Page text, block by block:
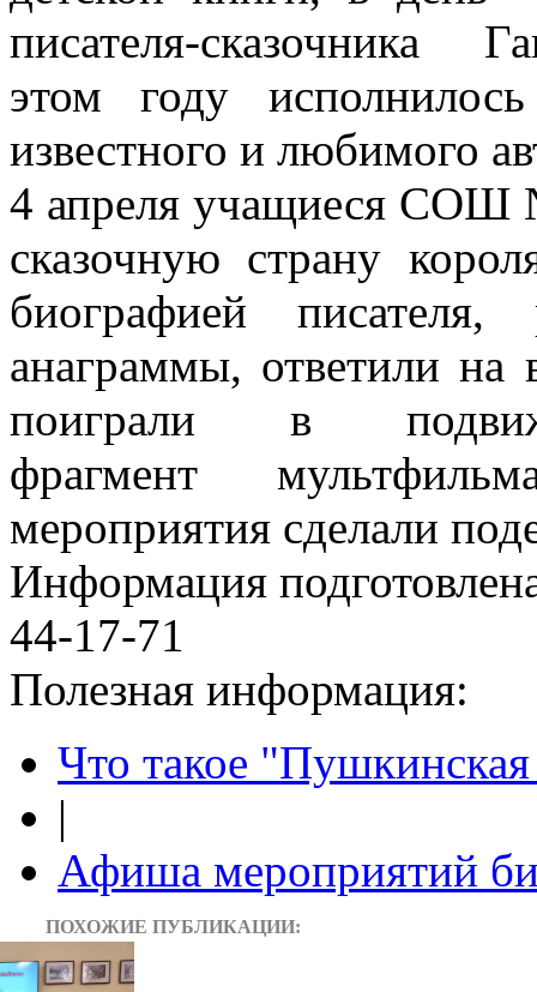
писателя-сказочника
этом году
известного и любимого
4 апреля учащиеся СОШ
сказочную страну
биографией писателя,
анаграммы, ответили на
поиграли в
фрагмент
мероприятия сделали
Информация
44-17-71
Полезная информация:
Что такое "Пушкинская
|
Афиша мероприятий
ПОХОЖИЕ ПУБЛИКАЦИИ: